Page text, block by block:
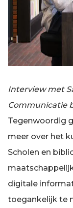
Interview met
Communicatie
Tegenwoordig
meer over het
Scholen en
digitale
toegankelijk te